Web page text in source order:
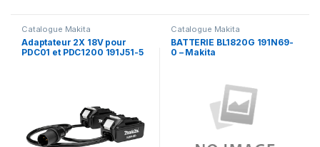
Catalogue Makita
Adaptateur 2X 18V pour
PDC01 et PDC1200 191J51-5
Catalogue Makita
BATTERIE BL1820G 191N69-
0 – Makita